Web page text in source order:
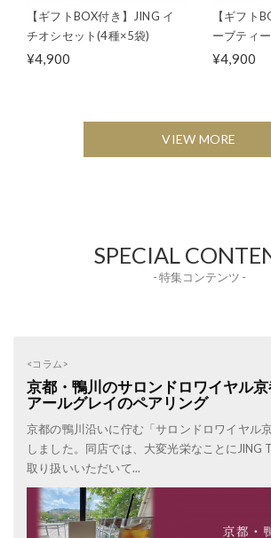
【ギフトBOX付き】JING イ
チオシセット(4種×5袋)
¥4,900
【ギフト
ーブティ
¥4,900
VIEW MORE
SPECIAL
- 特集コンテンツ -
<コラム>
京都・鴨川のサロンドロワイヤル
アールグレイのペアリング
京都の鴨川沿いに佇む「サロンドロワイヤル
しました。同店では、大変光栄なことにJING
取り扱いいただいて...